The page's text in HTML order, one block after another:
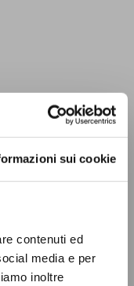
sui cookie
contenuti ed
media e per
inoltre
che non sono
ha abbassato
è stata